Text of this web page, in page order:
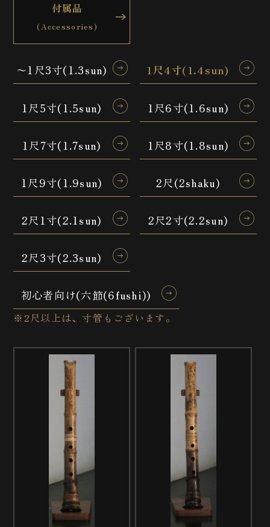
付属品
(Accessories)
〜1尺3寸(1.3sun) 1尺4寸(1.4sun)
1尺5寸(1.5sun) 1尺6寸(1.6sun)
1尺7寸(1.7sun) 1尺8寸(1.8sun)
1尺9寸(1.9sun) 2尺(2shaku)
2尺1寸(2.1sun) 2尺2寸(2.2sun)
2尺3寸(2.3sun)
初心者向け(六節(6fushi))
※2尺以上は、寸管もございます。